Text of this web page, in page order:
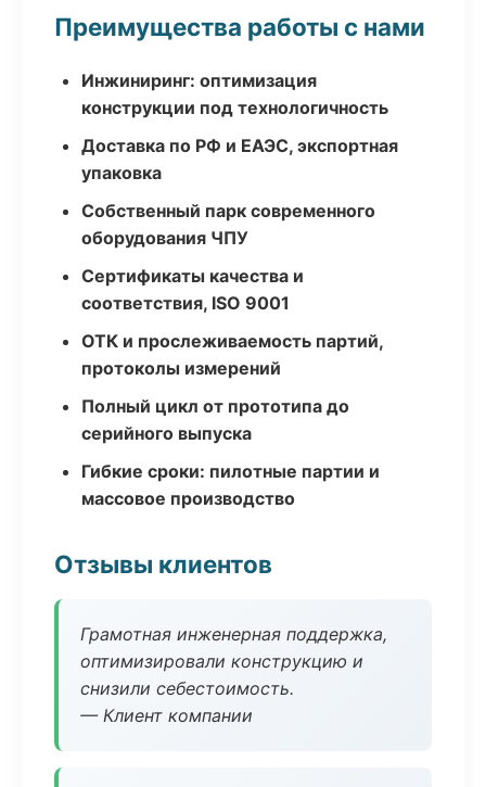
Преимущества работы с нами
Инжиниринг: оптимизация
конструкции под технологичность
Доставка по РФ и ЕАЭС, экспортная
упаковка
Собственный парк современного
оборудования ЧПУ
Сертификаты качества и
соответствия, ISO 9001
ОТК и прослеживаемость партий,
протоколы измерений
Полный цикл от прототипа до
серийного выпуска
Гибкие сроки: пилотные партии и
массовое производство
Отзывы клиентов
Грамотная инженерная поддержка,
оптимизировали конструкцию и
снизили себестоимость.
— Клиент компании